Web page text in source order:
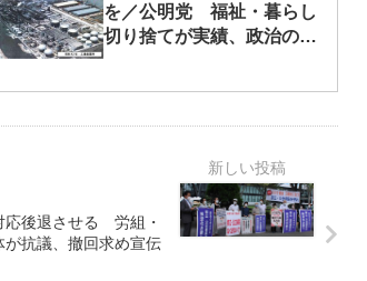
を／公明党 福祉・暮らし
切り捨てが実績、政治の
「闇」がいっそう深く
応後退させる 労組・
が抗議、撤回求め宣伝